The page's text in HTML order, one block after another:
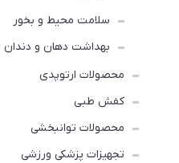
سلامت محیط و بخور
بهداشت دهان و دندان
محصولات ارتوپدی
کفش طبی
محصولات توانبخشی
تجهیزات پزشکی ورزشی